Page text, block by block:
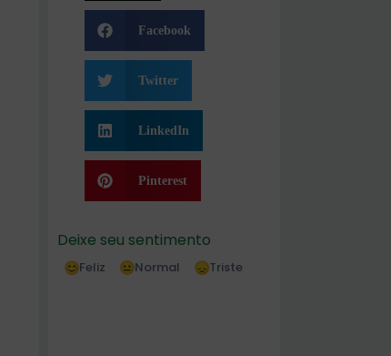
Facebook
Twitter
LinkedIn
Pinterest
Deixe seu sentimento
Feliz Normal Triste